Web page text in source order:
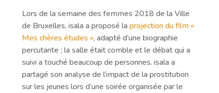
Lors de la semaine des femmes 2018 de la Ville
de Bruxelles, isala a proposé la projection du film «
Mes chères études », adapté d’une biographie
percutante ; la salle était comble et le débat qui a
suivi a touché beaucoup de personnes. isala a
partagé son analyse de l’impact de la prostitution
sur les jeunes lors d’une soirée organisée par le